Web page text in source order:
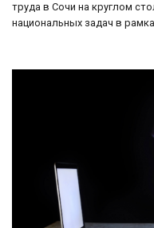
труда в Сочи на круглом
национальных задач в